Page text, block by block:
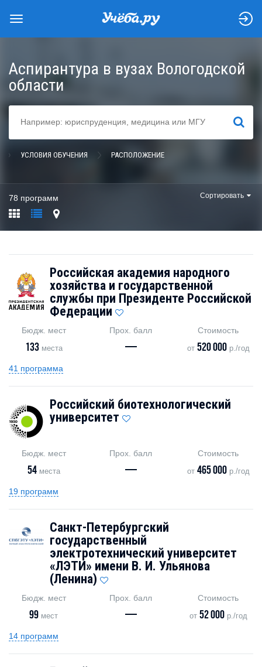
Аспирантура в вузах Вологодской
области
НАЙТИ
УСЛОВИЯ ОБУЧЕНИЯ РАСПОЛОЖЕНИЕ
78 программ Сортировать
Российская академия народного
хозяйства и государственной
службы при Президенте Российской
Федерации
Бюдж. мест
133места
Прох. балл
—
Стоимость
от 520 000р./год
41 программа
Российский биотехнологический
университет
Бюдж. мест
54места
Прох. балл
—
Стоимость
от 465 000р./год
19 программ
Санкт-Петербургский
государственный
электротехнический университет
«ЛЭТИ» имени В. И. Ульянова
(Ленина)
Бюдж. мест
99 мест
Прох. балл
—
Стоимость
от 52 000р./год
14 программ